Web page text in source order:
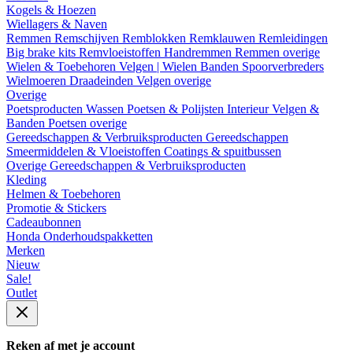
Kogels & Hoezen
Wiellagers & Naven
Remmen Remschijven Remblokken Remklauwen Remleidingen
Big brake kits Remvloeistoffen Handremmen Remmen overige
Wielen & Toebehoren Velgen | Wielen Banden Spoorverbreders
Wielmoeren Draadeinden Velgen overige
Overige
Poetsproducten Wassen Poetsen & Polijsten InterieurVelgen &
Banden Poetsen overige
Gereedschappen & Verbruiksproducten Gereedschappen
Smeermiddelen & Vloeistoffen Coatings & spuitbussen
Overige Gereedschappen & Verbruiksproducten
Kleding
Helmen & Toebehoren
Promotie & Stickers
Cadeaubonnen
Honda Onderhoudspakketten
Merken
Nieuw
Sale!
Outlet
Reken af met je account